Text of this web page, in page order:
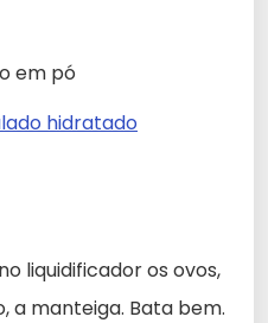
em pó
hidratado
liquidificador os ovos,
a manteiga. Bata bem.